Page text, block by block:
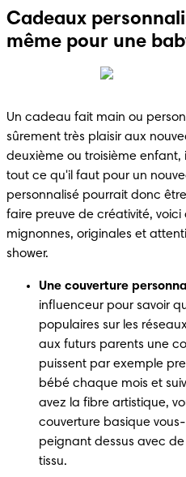
Cadeaux
même pour une
Un cadeau fait main ou
sûrement très plaisir aux
deuxième ou troisième
tout ce qu'il faut pour un
personnalisé pourrait donc
faire preuve de créativité,
mignonnes, originales et
shower.
Une couverture
influenceur pour savoir
populaires sur les
aux futurs parents une
puissent par exemple
bébé chaque mois et
avez la fibre artistique,
couverture basique
peignant dessus avec
tissu.